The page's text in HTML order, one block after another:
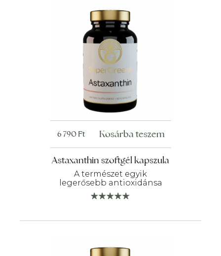
Astaxanthin szoftgél kapszula
A természet egyik
legerősebb antioxidánsa
6 790Ft Kosárba teszem